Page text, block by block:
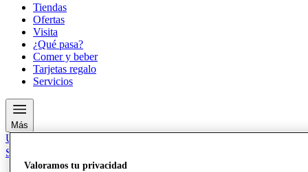
Tiendas
Ofertas
Visita
¿Qué pasa?
Comer y beber
Tarjetas regalo
Servicios
Más
Únete al Club
Salvado
es
Valoramos tu privacidad